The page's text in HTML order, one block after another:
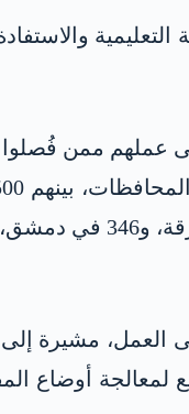
أعلنت، في شباط الماضي، إعادة أكثر
العمل، مشيرة
لمعالجة أوضاع